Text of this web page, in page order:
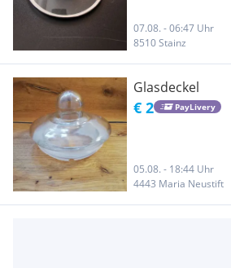
07.08. - 06:47 Uhr
8510 Stainz
Glasdeckel
€ 2 PayLivery
05.08. - 18:44 Uhr
4443 Maria Neustift